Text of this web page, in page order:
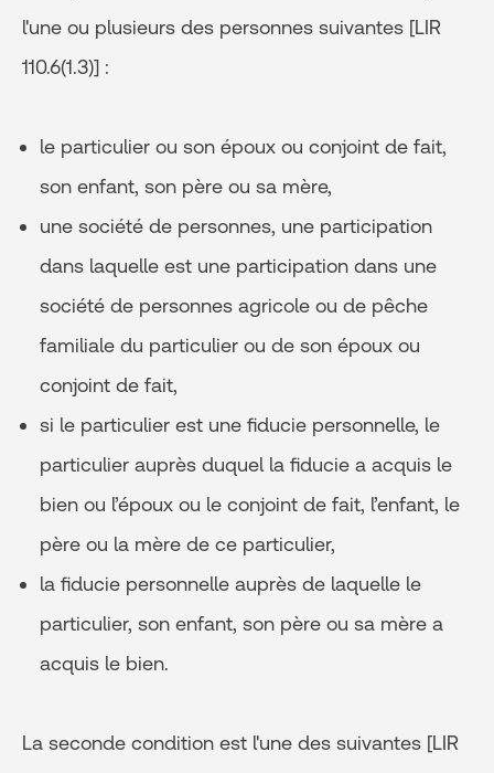
l'une ou plusieurs des personnes suivantes [LIR
110.6(1.3)] :
le particulier ou son époux ou conjoint de fait,
son enfant, son père ou sa mère,
une société de personnes, une participation
dans laquelle est une participation dans une
société de personnes agricole ou de pêche
familiale du particulier ou de son époux ou
conjoint de fait,
si le particulier est une fiducie personnelle, le
particulier auprès duquel la fiducie a acquis le
bien ou l’époux ou le conjoint de fait, l’enfant, le
père ou la mère de ce particulier,
la fiducie personnelle auprès de laquelle le
particulier, son enfant, son père ou sa mère a
acquis le bien.
La seconde condition est l'une des suivantes [LIR